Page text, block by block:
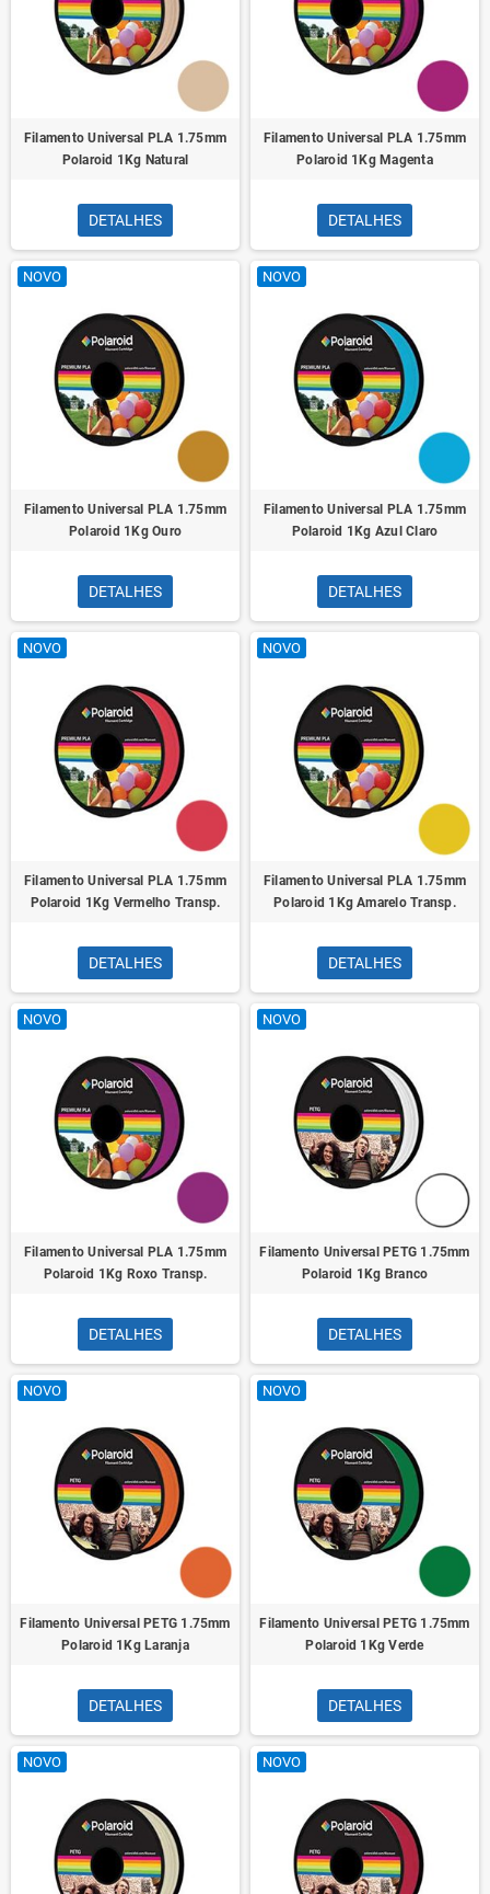
Filamento Universal PLA 1.75mm
Polaroid 1Kg Natural
DETALHES
Filamento Universal PLA 1.75mm
Polaroid 1Kg Magenta
DETALHES
NOVO
Filamento Universal PLA 1.75mm
Polaroid 1Kg Ouro
DETALHES
NOVO
Filamento Universal PLA 1.75mm
Polaroid 1Kg Azul Claro
DETALHES
NOVO
Filamento Universal PLA 1.75mm
Polaroid 1Kg Vermelho Transp.
DETALHES
NOVO
Filamento Universal PLA 1.75mm
Polaroid 1Kg Amarelo Transp.
DETALHES
NOVO
Filamento Universal PLA 1.75mm
Polaroid 1Kg Roxo Transp.
DETALHES
NOVO
Filamento Universal PETG 1.75mm
Polaroid 1Kg Branco
DETALHES
NOVO
Filamento Universal PETG 1.75mm
Polaroid 1Kg Laranja
DETALHES
NOVO
Filamento Universal PETG 1.75mm
Polaroid 1Kg Verde
DETALHES
NOVO NOVO